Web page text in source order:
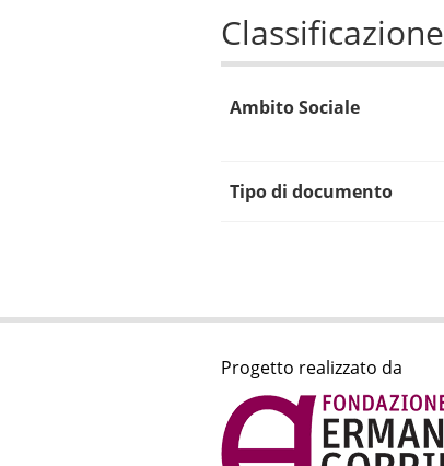
Classificazione
Ambito Sociale
Tipo di documento
Progetto realizzato da